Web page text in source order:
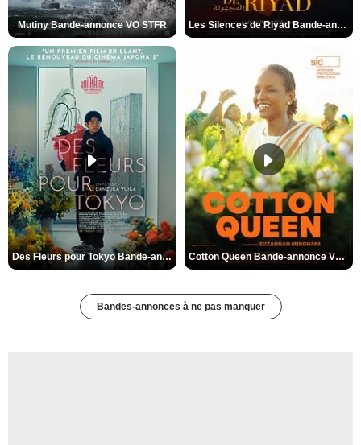
Mutiny Bande-annonce VO STFR Les Silences de Riyad Bande-annonce VO STFR
Des Fleurs pour Tokyo Bande-annonce VO STFR Cotton Queen Bande-annonce VO STFR
Bandes-annonces à ne pas manquer